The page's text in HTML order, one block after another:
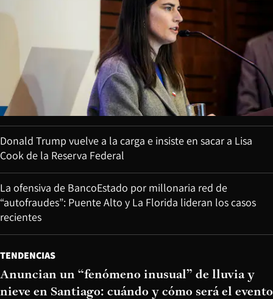
Donald Trump vuelve a la carga e insiste en sacar a Lisa
Cook de la Reserva Federal
La ofensiva de BancoEstado por millonaria red de
“autofraudes”: Puente Alto y La Florida lideran los casos
recientes
TENDENCIAS
Anuncian un “fenómeno inusual” de lluvia y
nieve en Santiago: cuándo y cómo será el evento